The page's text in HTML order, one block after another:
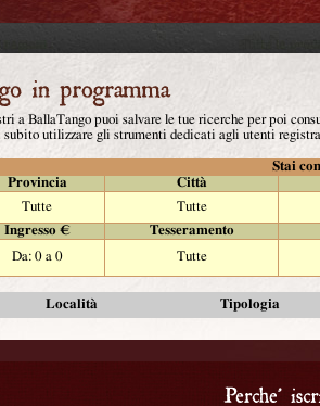
a BallaTango puoi salvare le tue ricerche per poi
subito utilizzare gli strumenti dedicati agli utenti
Stai
Provincia
Città
Tutte
Tutte
Ingresso €
Tesseramento
Da: 0 a 0 Tutte
Località Tipologia